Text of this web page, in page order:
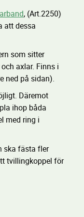
, (Art.2250)
att dessa
som sitter
axlar. Finns i
ned på sidan).
Däremot
ihop båda
med ring i
ska fästa fler
tvillingkoppel för